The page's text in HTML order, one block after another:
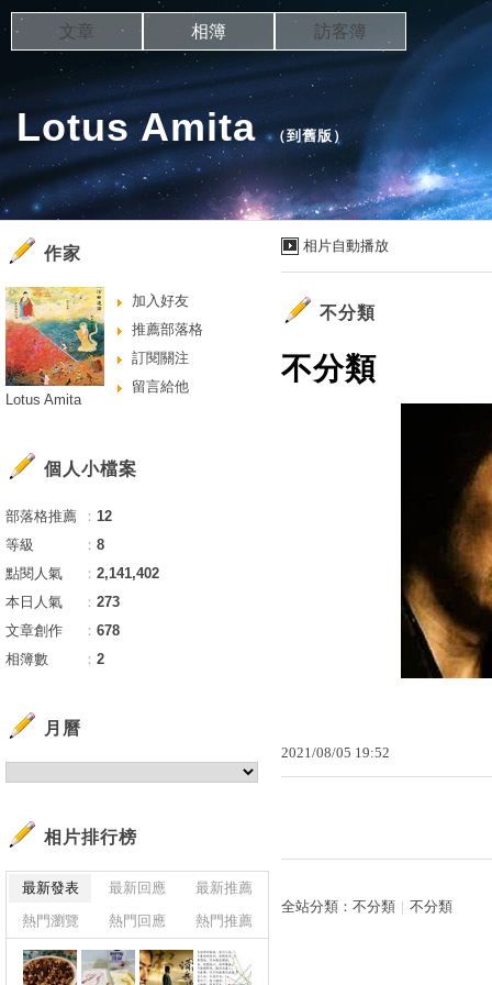
Lotus Amita （到舊版 ）
文章 相簿 訪客簿
相片自動播放
不分類
不分類
2021/08/05 19:52
全站分類： 不分類 不分類
作家
加入好友
推薦部落格
訂閱關注
留言給他
Lotus Amita
個人小檔案
部落格推薦 ： 12
等級
： 8
點閱人氣
： 2,141,402
本日人氣
： 273
文章創作
： 678
相簿數
： 2
月曆
相片排行榜
最新發表 最新回應
最新推薦
熱門瀏覽
熱門回應 熱門推薦